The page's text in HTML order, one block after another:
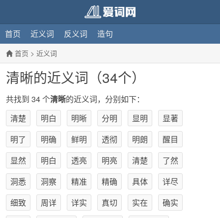
首页 近义词 反义词 造句
首页 > 近义词
清晰的近义词（34个）
共找到 34 个清晰的近义词，分别如下：
清楚
明白 明晰 分明 显明
显著
明了
明确 鲜明 透彻 明朗
醒目
显然
明白 透亮 明亮 清楚
了然
洞悉
洞察 精准 精确 具体
详尽
细致
周详 详实 真切 实在
确实